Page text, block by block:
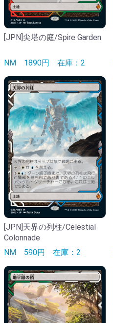
[JPN]尖塔の庭/Spire Garden
NM 1890円 在庫：2
[JPN]天界の列柱/Celestial
Colonnade
NM 590円 在庫：2